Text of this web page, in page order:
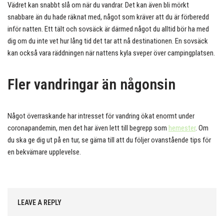
Vädret kan snabbt slå om när du vandrar. Det kan även bli mörkt
snabbare än du hade räknat med, något som kräver att du är förberedd
inför natten. Ett tält och sovsäck är därmed något du alltid bör ha med
dig om du inte vet hur lång tid det tar att nå destinationen. En sovsäck
kan också vara räddningen när nattens kyla sveper över campingplatsen.
Fler vandringar än någonsin
Något överraskande har intresset för vandring ökat enormt under
coronapandemin, men det har även lett till begrepp som hemester. Om
du ska ge dig ut på en tur, se gärna till att du följer ovanstående tips för
en bekvämare upplevelse.
LEAVE A REPLY